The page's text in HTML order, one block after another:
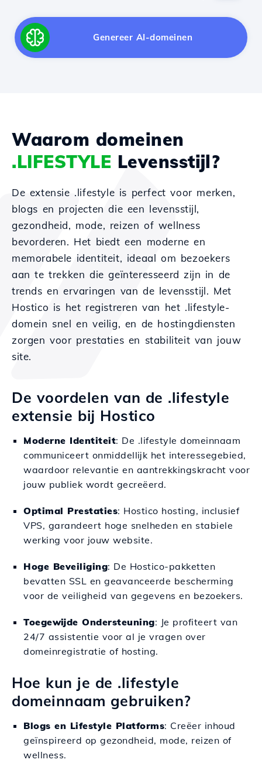
Genereer AI-domeinen
Waarom domeinen
.LIFESTYLE Levensstijl?
De extensie .lifestyle is perfect voor merken,
blogs en projecten die een levensstijl,
gezondheid, mode, reizen of wellness
bevorderen. Het biedt een moderne en
memorabele identiteit, ideaal om bezoekers
aan te trekken die geïnteresseerd zijn in de
trends en ervaringen van de levensstijl. Met
Hostico is het registreren van het .lifestyle-
domein snel en veilig, en de hostingdiensten
zorgen voor prestaties en stabiliteit van jouw
site.
De voordelen van de .lifestyle
extensie bij Hostico
Moderne Identiteit: De .lifestyle domeinnaam
communiceert onmiddellijk het interessegebied,
waardoor relevantie en aantrekkingskracht voor
jouw publiek wordt gecreëerd.
Optimal Prestaties: Hostico hosting, inclusief
VPS, garandeert hoge snelheden en stabiele
werking voor jouw website.
Hoge Beveiliging: De Hostico-pakketten
bevatten SSL en geavanceerde bescherming
voor de veiligheid van gegevens en bezoekers.
Toegewijde Ondersteuning: Je profiteert van
24/7 assistentie voor al je vragen over
domeinregistratie of hosting.
Hoe kun je de .lifestyle
domeinnaam gebruiken?
Blogs en Lifestyle Platforms: Creëer inhoud
geïnspireerd op gezondheid, mode, reizen of
wellness.